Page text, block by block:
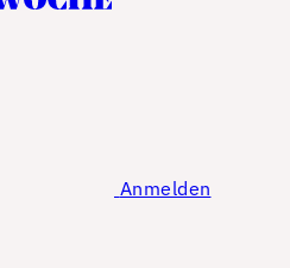
Anmelden